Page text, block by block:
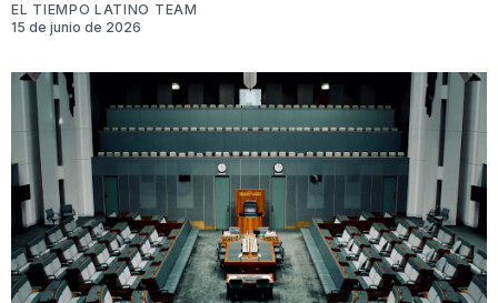
EL TIEMPO LATINO TEAM
15 de junio de 2026